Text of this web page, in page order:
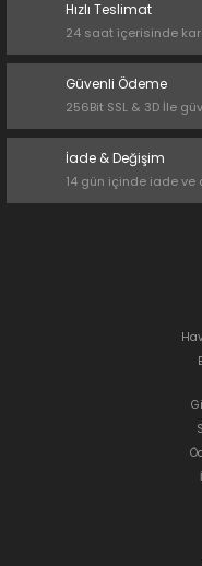
Hızlı Teslimat
24 saat içerisinde
Güvenli Ödeme
256Bit SSL & 3D İle
İade & Değişim
14 gün içinde iade ve